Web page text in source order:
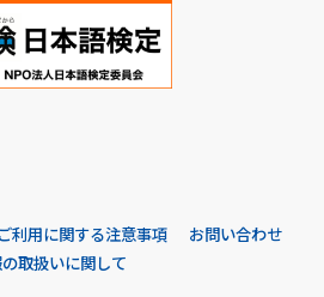
ご利用に関する注意事項
お問い合わせ
取扱いに関して